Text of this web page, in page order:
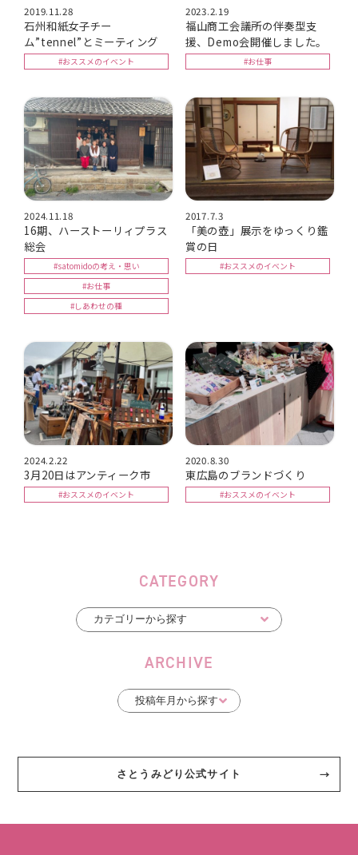
2019.11.28
石州和紙女子チー
ム”tennel”とミーティング
#おススメのイベント
2023.2.19
福山商工会議所の伴奏型支
援、Demo会開催しました。
#お仕事
2024.11.18
16期、ハーストーリィプラス
総会
#satomidoの考え・思い
#お仕事
#しあわせの種
2017.7.3
「美の壺」展示をゆっくり鑑
賞の日
#おススメのイベント
2024.2.22
3月20日はアンティーク市
#おススメのイベント
2020.8.30
東広島のブランドづくり
#おススメのイベント
CATEGORY
ARCHIVE
さとうみどり公式サイト